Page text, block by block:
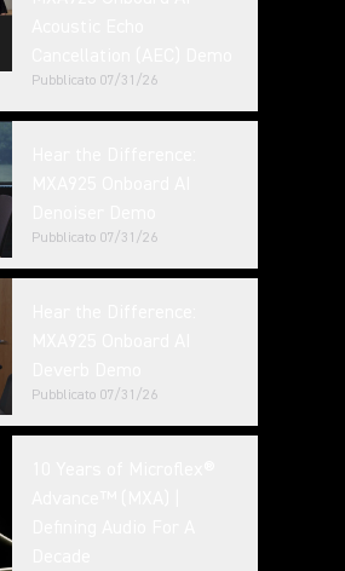
Pubblicato 07/31/26
Pubblicato 07/31/26
Pubblicato 07/31/26